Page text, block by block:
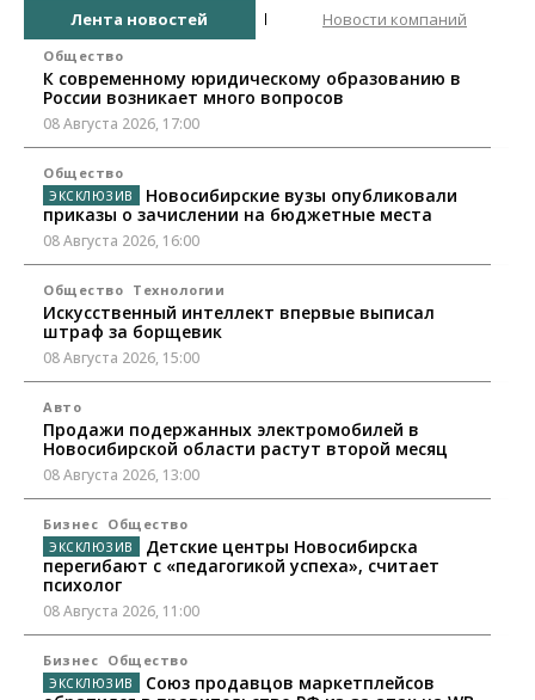
Лента новостей Новости компаний
Общество
К современному юридическому образованию в
России возникает много вопросов
08 Августа 2026, 17:00
Общество
Новосибирские вузы опубликовали
приказы о зачислении на бюджетные места
08 Августа 2026, 16:00
Общество Технологии
Искусственный интеллект впервые выписал
штраф за борщевик
08 Августа 2026, 15:00
Авто
Продажи подержанных электромобилей в
Новосибирской области растут второй месяц
08 Августа 2026, 13:00
Бизнес Общество
Детские центры Новосибирска
перегибают с «педагогикой успеха», считает
психолог
08 Августа 2026, 11:00
Бизнес Общество
Союз продавцов маркетплейсов